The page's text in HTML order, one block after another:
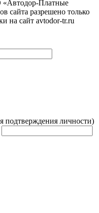
Платные
сайта разрешено только
на сайт avtodor-tr.ru
подтверждения личности)